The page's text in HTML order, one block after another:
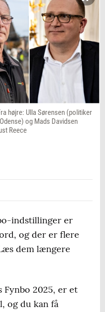
højre: Ulla Sørensen (politiker
og Mads Davidsen
Reece
indstillinger er
og der er flere
dem længere
Fynbo 2025, er et
og du kan få